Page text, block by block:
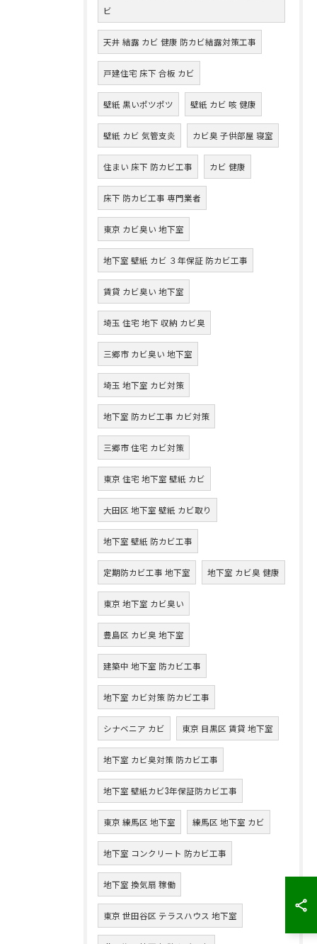
ビ
天井 結露 カビ 健康 防カビ結露対策工事
戸建住宅 床下 合板 カビ
壁紙 黒いポツポツ 壁紙 カビ 咳 健康
壁紙 カビ 気管支炎 カビ臭 子供部屋 寝室
住まい 床下 防カビ工事 カビ 健康
床下 防カビ工事 専門業者
東京 カビ臭い 地下室
地下室 壁紙 カビ ３年保証 防カビ工事
賃貸 カビ臭い 地下室
埼玉 住宅 地下 収納 カビ臭
三郷市 カビ臭い 地下室
埼玉 地下室 カビ対策
地下室 防カビ工事 カビ対策
三郷市 住宅 カビ対策
東京 住宅 地下室 壁紙 カビ
大田区 地下室 壁紙 カビ取り
地下室 壁紙 防カビ工事
定期防カビ工事 地下室 地下室 カビ臭 健康
東京 地下室 カビ臭い
豊島区 カビ臭 地下室
建築中 地下室 防カビ工事
地下室 カビ対策 防カビ工事
シナベニア カビ 東京 目黒区 賃貸 地下室
地下室 カビ臭対策 防カビ工事
地下室 壁紙カビ3年保証防カビ工事
東京 練馬区 地下室 練馬区 地下室 カビ
地下室 コンクリート 防カビ工事
地下室 換気扇 稼働
東京 世田谷区 テラスハウス 地下室